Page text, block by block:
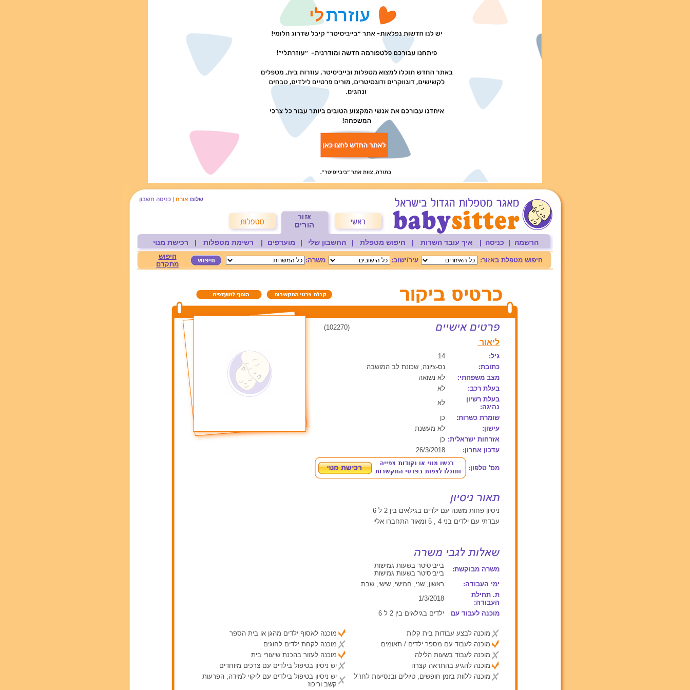
שלום אורח |כניסה חשבון
הרשמה | כניסה | איך עובד השרות | חיפוש מטפלת | החשבון שלי | מועדפים | רשימת מטפלות | רכישת מנוי
חיפוש מטפלת באזור: עיר/ישוב: משרה:
חיפוש
מתקדם
(102270)
ליאור
גיל:
14
כתובת:
נס-ציונה, שכונת לב המושבה
מצב משפחתי:
לא נשואה
בעלת רכב:
לא
בעלת רשיון
נהיגה:
לא
שומרת כשרות:
כן
עישון:
לא מעשנת
אזרחות ישראלית: כן
עדכון אחרון:
26/3/2018
מס' טלפון:
ניסיון פחות משנה עם ילדים בגילאים בין 2 ל 6
עבדתי עם ילדים בני 4 , 5 ומאוד התחברו אליי
משרה מבוקשת:
בייביסיטר בשעות גמישות
בייביסיטר בשעות גמישות
ימי העבודה:
ראשון, שני, חמישי, שישי, שבת
ת. תחילת
העבודה:
1/3/2018
מוכנה לעבוד עם
ילדים בגילאים בין 2 ל 6
מוכנה לבצע עבודות בית קלות
מוכנה לעבוד עם מספר ילדים / תאומים
מוכנה לעבוד בשעות הלילה
מוכנה להגיע בהתראה קצרה
מוכנה ללוות בזמן חופשים, טיולים ובנסיעות לחו"ל
מוכנה לאסוף ילדים מהגן או בית הספר
מוכנה לקחת ילדים לחוגים
מוכנה לעזור בהכנת שיעורי בית
יש ניסיון בטיפול בילדים עם צרכים מיוחדים
יש ניסיון בטיפול בילדים עם ליקוי למידה, הפרעות
קשב וריכוז